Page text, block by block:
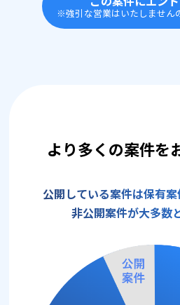
※強引な営業はいたしません
より多くの案件を
公開している案件は保有
非公開案件が大多数